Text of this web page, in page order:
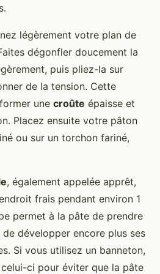
légèrement votre plan de
dégonfler doucement la
puis pliez-la sur
de la tension. Cette
une croûte épaisse et
Placez ensuite votre pâton
ou sur un torchon fariné,
, également appelée apprêt,
frais pendant environ 1
permet à la pâte de prendre
développer encore plus ses
Si vous utilisez un banneton,
ci pour éviter que la pâte